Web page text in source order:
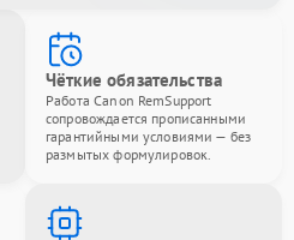
Чёткие обязательства
Работа Canon RemSupport
сопровождается прописанными
гарантийными условиями — без
размытых формулировок.